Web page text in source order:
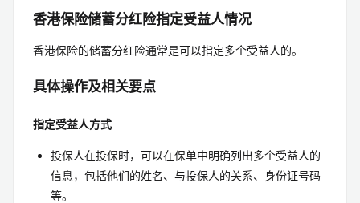
香港保险储蓄分红险指定受益人情况
香港保险的储蓄分红险通常是可以指定多个受益人的。
具体操作及相关要点
指定受益人方式
投保人在投保时，可以在保单中明确列出多个受益人的
信息，包括他们的姓名、与投保人的关系、身份证号码
等。